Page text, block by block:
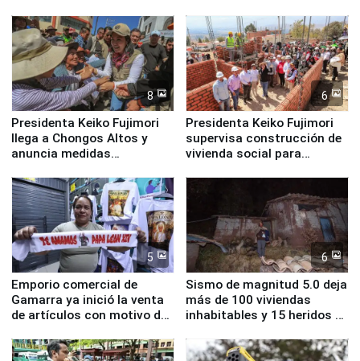
8
Presidenta Keiko Fujimori
llega a Chongos Altos y
anuncia medidas
educación, salud y empleo
6
Presidenta Keiko Fujimori
supervisa construcción de
vivienda social para
5
Emporio comercial de
Gamarra ya inició la venta
de artículos con motivo de
6
Sismo de magnitud 5.0 deja
más de 100 viviendas
inhabitables y 15 heridos en